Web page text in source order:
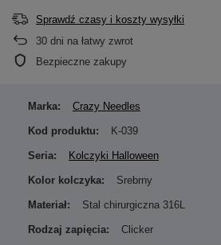
Sprawdź czasy i koszty wysyłki
30 dni na łatwy zwrot
Bezpieczne zakupy
Marka: Crazy Needles
Kod produktu: K-039
Seria: Kolczyki Halloween
Kolor kolczyka: Srebrny
Materiał: Stal chirurgiczna 316L
Rodzaj zapięcia: Clicker